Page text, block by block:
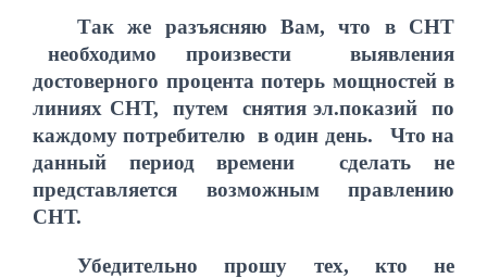
Так же разъясняю Вам, что в СНТ
необходимо произвести выявления
достоверного процента потерь мощностей в
линиях СНТ, путем снятия эл.показий по
каждому потребителю в один день. Что на
данный период времени сделать не
представляется возможным правлению
СНТ.
Убедительно прошу тех, кто не